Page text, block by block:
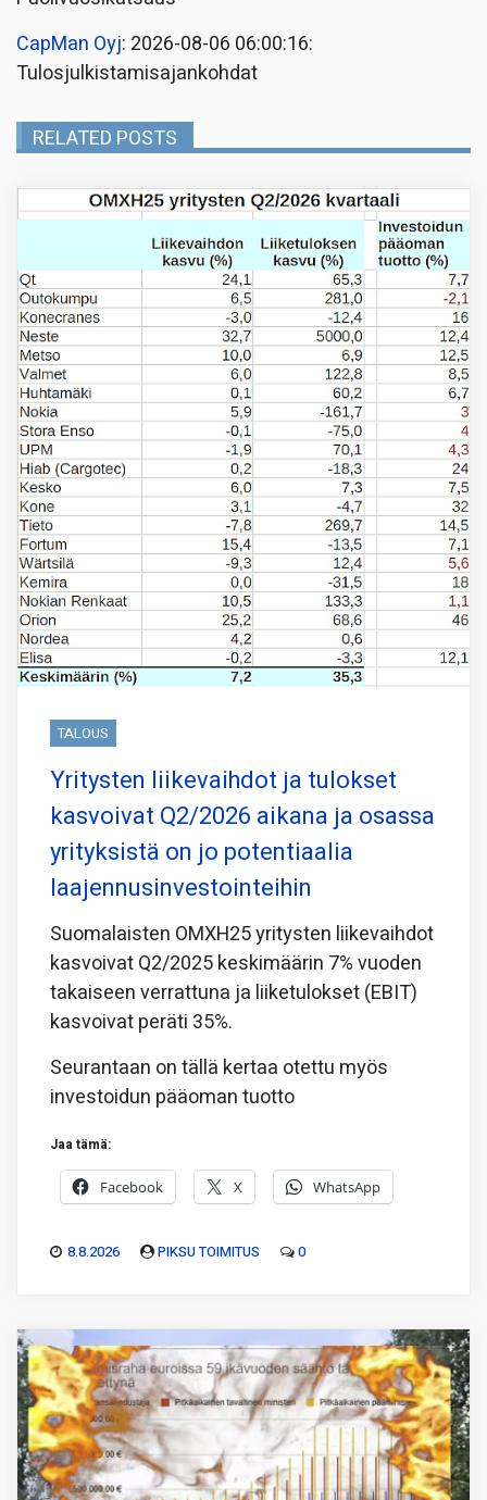
CapMan Oyj: 2026-08-06 06:00:16:
Tulosjulkistamisajankohdat
RELATED POSTS
TALOUS
Yritysten liikevaihdot ja tulokset
kasvoivat Q2/2026 aikana ja osassa
yrityksistä on jo potentiaalia
laajennusinvestointeihin
Suomalaisten OMXH25 yritysten liikevaihdot
kasvoivat Q2/2025 keskimäärin 7% vuoden
takaiseen verrattuna ja liiketulokset (EBIT)
kasvoivat peräti 35%.
Seurantaan on tällä kertaa otettu myös
investoidun pääoman tuotto
Jaa tämä:
Facebook X WhatsApp
8.8.2026 PIKSU TOIMITUS 0